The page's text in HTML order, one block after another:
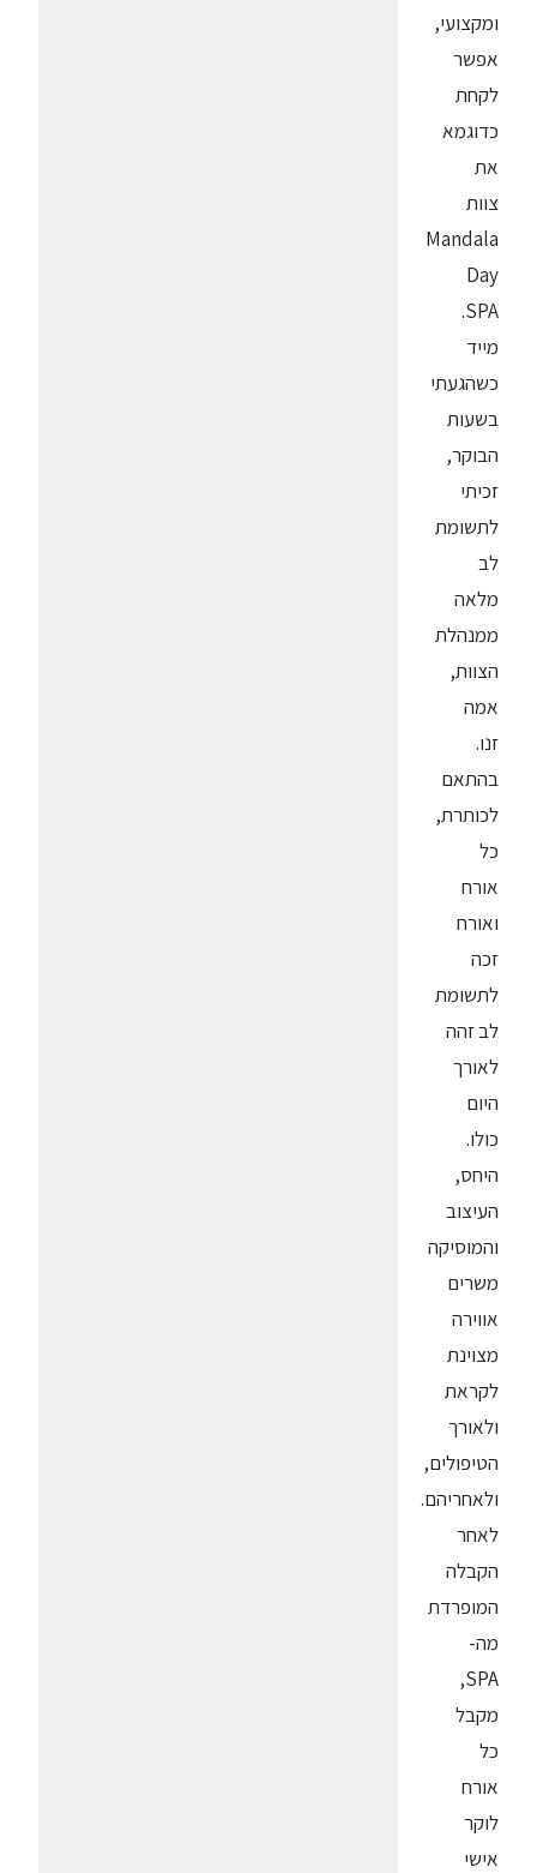
ומקצועי,
אפשר
לקחת
כדוגמא
את
צוות
Mandala
Day
SPA.
מייד
כשהגעתי
בשעות
הבוקר,
זכיתי
לתשומת
לב
מלאה
ממנהלת
הצוות,
אמה
זנו.
בהתאם
לכותרת,
כל
אורח
ואורח
זכה
לתשומת
לב זהה
לאורך
היום
כולו.
היחס,
העיצוב
והמוסיקה
משרים
אווירה
מצוינת
לקראת
ולאורך
הטיפולים,
ולאחריהם.
לאחר
הקבלה
המופרדת
מה-
SPA,
מקבל
כל
אורח
לוקר
אישי